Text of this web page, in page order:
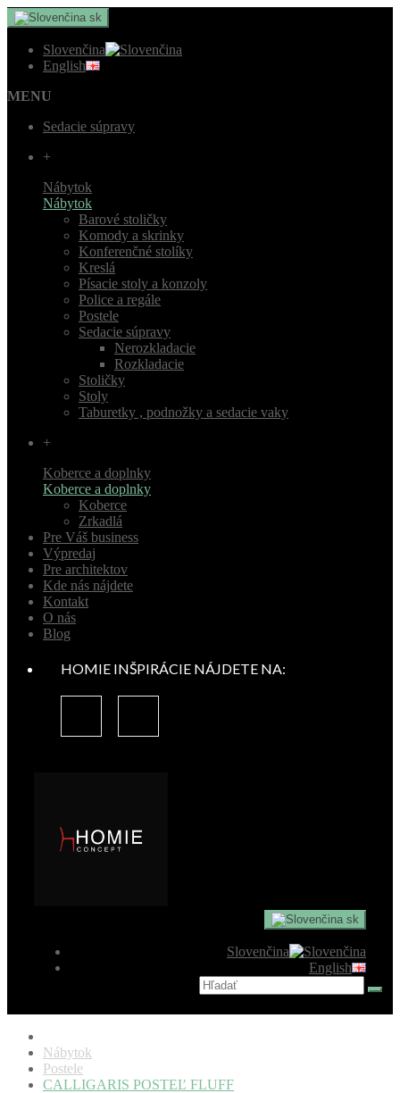
sk
Slovenčina
English
MENU
Sedacie súpravy
+
Nábytok
Nábytok
Barové stoličky
Komody a skrinky
Konferenčné stolíky
Kreslá
Písacie stoly a konzoly
Police a regále
Postele
Sedacie súpravy
Nerozkladacie
Rozkladacie
Stoličky
Stoly
Taburetky , podnožky a sedacie vaky
+
Koberce a doplnky
Koberce a doplnky
Koberce
Zrkadlá
Pre Váš business
Výpredaj
Pre architektov
Kde nás nájdete
Kontakt
O nás
Blog
HOMIE INŠPIRÁCIE NÁJDETE NA:
sk
Slovenčina
English
Nábytok
Postele
CALLIGARIS POSTEĽ FLUFF